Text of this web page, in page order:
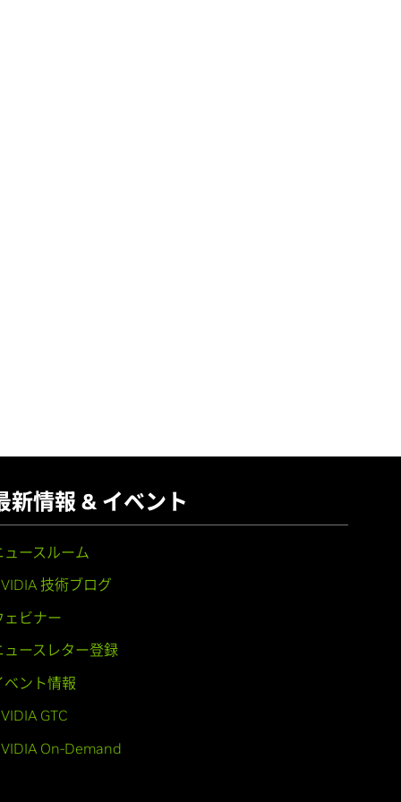
新情報 & イベント
ュースルーム
技術ブログ
ェビナー
ュースレター登録
ベント情報
GTC
On-Demand